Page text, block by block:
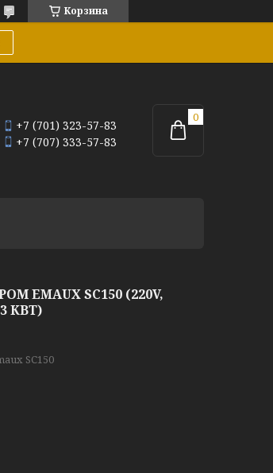
Корзина
+7 (701) 323-57-83
+7 (707) 333-57-83
EMAUX SC150 (220V,
КВТ)
SС150